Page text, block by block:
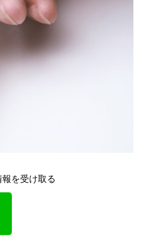
を受け取る